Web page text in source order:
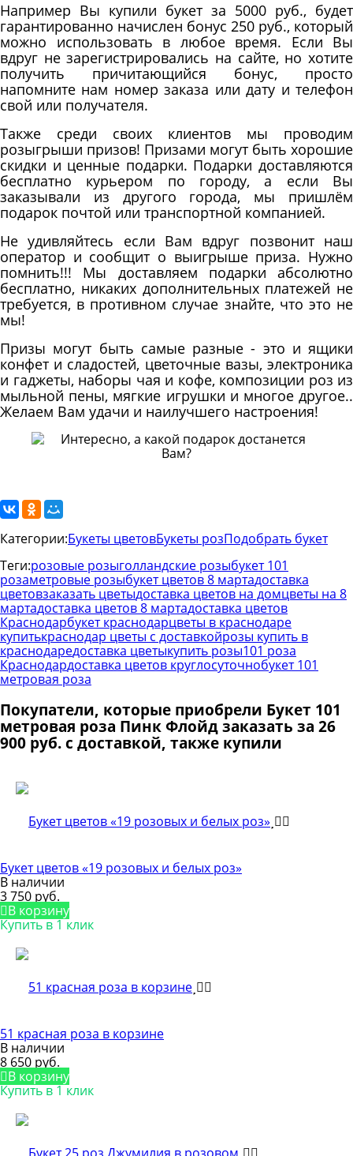
Например Вы купили букет за 5000 руб., будет
гарантированно начислен бонус 250 руб., который
можно использовать в любое время. Если Вы
вдруг не зарегистрировались на сайте, но хотите
получить причитающийся бонус, просто
напомните нам номер заказа или дату и телефон
свой или получателя.
Также среди своих клиентов мы проводим
розыгрыши призов! Призами могут быть хорошие
скидки и ценные подарки. Подарки доставляются
бесплатно курьером по городу, а если Вы
заказывали из другого города, мы пришлём
подарок почтой или транспортной компанией.
Не удивляйтесь если Вам вдруг позвонит наш
оператор и сообщит о выигрыше приза. Нужно
помнить!!! Мы доставляем подарки абсолютно
бесплатно, никаких дополнительных платежей не
требуется, в противном случае знайте, что это не
мы!
Призы могут быть самые разные - это и ящики
конфет и сладостей, цветочные вазы, электроника
и гаджеты, наборы чая и кофе, композиции роз из
мыльной пены, мягкие игрушки и многое другое..
Желаем Вам удачи и наилучшего настроения!
Категории:Букеты цветовБукеты розПодобрать букет
Теги:розовые розыголландские розыбукет 101
розаметровые розыбукет цветов 8 мартадоставка
цветовзаказать цветыдоставка цветов на домцветы на 8
мартадоставка цветов 8 мартадоставка цветов
Краснодарбукет краснодарцветы в краснодаре
купитькраснодар цветы с доставкойрозы купить в
краснодаредоставка цветыкупить розы101 роза
Краснодардоставка цветов круглосуточнобукет 101
метровая роза
Покупатели, которые приобрели Букет 101
метровая роза Пинк Флойд заказать за 26
900 руб. с доставкой, также купили
Букет цветов «19 розовых и белых роз»
В наличии
3 750 руб.
В корзину
Купить в 1 клик
51 красная роза в корзине
В наличии
8 650 руб.
В корзину
Купить в 1 клик